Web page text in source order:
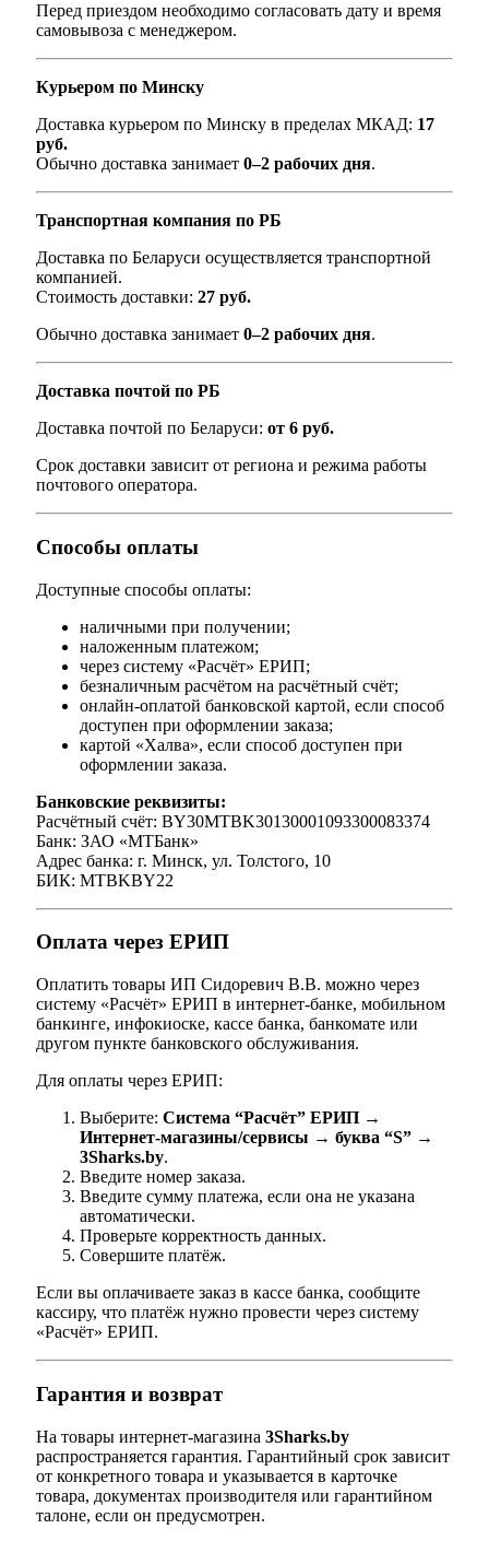
Перед приездом необходимо согласовать дату и время
самовывоза с менеджером.
Курьером по Минску
Доставка курьером по Минску в пределах МКАД: 17
руб.
Обычно доставка занимает 0–2 рабочих дня.
Транспортная компания по РБ
Доставка по Беларуси осуществляется транспортной
компанией.
Стоимость доставки: 27 руб.
Обычно доставка занимает 0–2 рабочих дня.
Доставка почтой по РБ
Доставка почтой по Беларуси: от 6 руб.
Срок доставки зависит от региона и режима работы
почтового оператора.
Способы оплаты
Доступные способы оплаты:
наличными при получении;
наложенным платежом;
через систему «Расчёт» ЕРИП;
безналичным расчётом на расчётный счёт;
онлайн-оплатой банковской картой, если способ
доступен при оформлении заказа;
картой «Халва», если способ доступен при
оформлении заказа.
Банковские реквизиты:
Расчётный счёт: BY30MTBK30130001093300083374
Банк: ЗАО «МТБанк»
Адрес банка: г. Минск, ул. Толстого, 10
БИК: MTBKBY22
Оплата через ЕРИП
Оплатить товары ИП Сидоревич В.В. можно через
систему «Расчёт» ЕРИП в интернет-банке, мобильном
банкинге, инфокиоске, кассе банка, банкомате или
другом пункте банковского обслуживания.
Для оплаты через ЕРИП:
Выберите: Система “Расчёт” ЕРИП →
Интернет-магазины/сервисы → буква “S” →
3Sharks.by.
Введите номер заказа.
Введите сумму платежа, если она не указана
автоматически.
Проверьте корректность данных.
Совершите платёж.
Если вы оплачиваете заказ в кассе банка, сообщите
кассиру, что платёж нужно провести через систему
«Расчёт» ЕРИП.
Гарантия и возврат
На товары интернет-магазина 3Sharks.by
распространяется гарантия. Гарантийный срок зависит
от конкретного товара и указывается в карточке
товара, документах производителя или гарантийном
талоне, если он предусмотрен.